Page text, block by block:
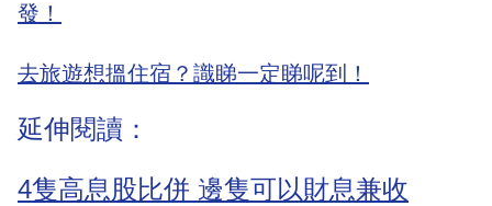
發！
去旅遊想搵住宿？識睇一定睇呢到！
延伸閱讀：
4隻高息股比併 邊隻可以財息兼收